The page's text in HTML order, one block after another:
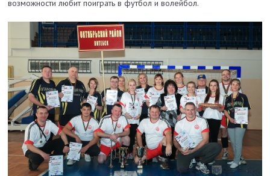
возможности любит поиграть в футбол и волейбол.